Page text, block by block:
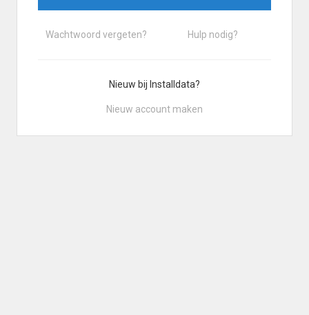
Wachtwoord vergeten? Hulp nodig?
Nieuw bij Installdata?
Nieuw account maken